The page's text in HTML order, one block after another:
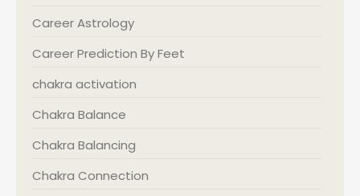
Career Astrology
Career Prediction By Feet
chakra activation
Chakra Balance
Chakra Balancing
Chakra Connection